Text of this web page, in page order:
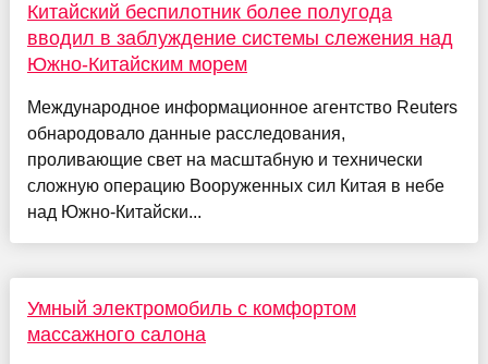
Китайский беспилотник более полугода
вводил в заблуждение системы слежения над
Южно-Китайским морем
Международное информационное агентство Reuters
обнародовало данные расследования,
проливающие свет на масштабную и технически
сложную операцию Вооруженных сил Китая в небе
над Южно-Китайски...
Умный электромобиль с комфортом
массажного салона